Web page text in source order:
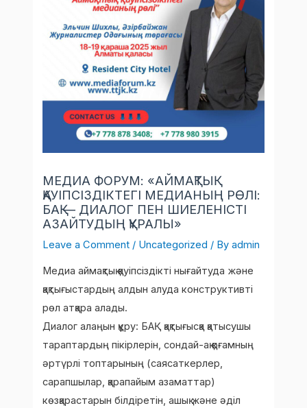
МЕДИА ФОРУМ: «АЙМАҚТЫҚ
ҚАУІПСІЗДІКТЕГІ МЕДИАНЫҢ РӨЛІ:
БАҚ — ДИАЛОГ ПЕН ШИЕЛЕНІСТІ
АЗАЙТУДЫҢ ҚҰРАЛЫ»
Leave a Comment / Uncategorized / Byadmin
Медиа аймақтық қауіпсіздікті нығайтуда және
қақтығыстардың алдын алуда конструктивті
рөл атқара алады.
Диалог алаңын құру: БАҚ қақтығысқа қатысушы
тараптардың пікірлерін, сондай-ақ қоғамның
әртүрлі топтарының (саясаткерлер,
сарапшылар, қарапайым азаматтар)
көзқарастарын білдіретін, ашық және әділ